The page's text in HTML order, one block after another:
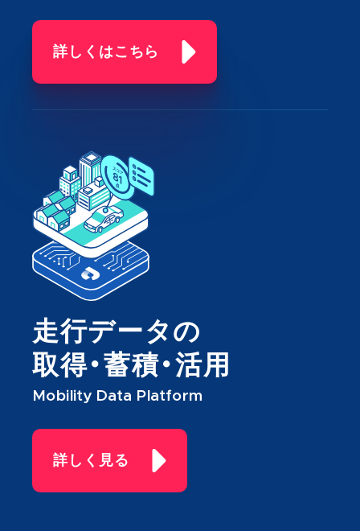
詳しくはこちら
走行データの
取得・蓄積・活用
Mobility Data Platform
詳しく見る